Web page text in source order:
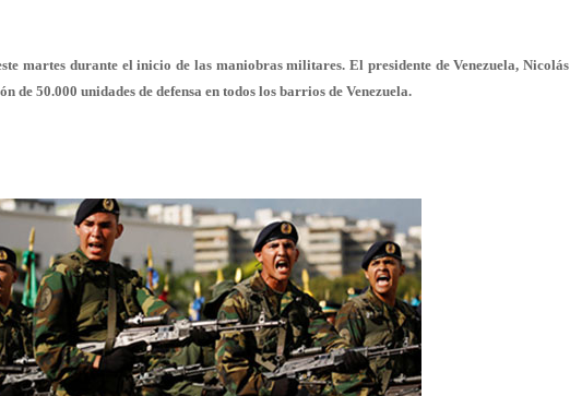
martes durante el inicio de las maniobras militares. El presidente de Venezuela, Nicolás
de 50.000 unidades de defensa en todos los barrios de Venezuela.